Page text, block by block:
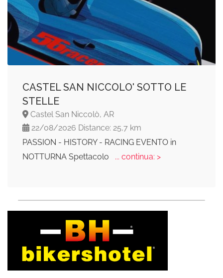
CASTEL SAN NICCOLO' SOTTO LE
STELLE
Castel San Niccolò, AR
22/08/2026 Distance: 25,7 km
PASSION - HISTORY - RACING EVENTO in
NOTTURNA Spettacolo
... continua: >